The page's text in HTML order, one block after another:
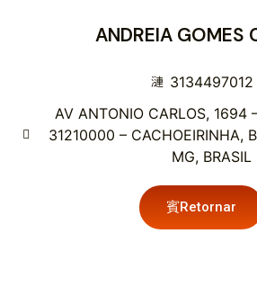
ANDREIA GOMES
3134497012
AV ANTONIO CARLOS, 1694
31210000 – CACHOEIRINHA,
MG, BRASIL
Retornar